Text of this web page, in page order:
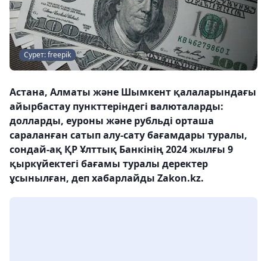
Сурет: freepik
Астана, Алматы және Шымкент қалаларындағы
айырбастау пункттеріндегі валюталарды:
долларды, еуроны және рубльді орташа
сараланған сатып алу-сату бағамдары туралы,
сондай-ақ ҚР Ұлттық Банкінің 2024 жылғы 9
қыркүйектегі бағамы туралы деректер
ұсынылған, деп хабарлайды Zakon.kz.